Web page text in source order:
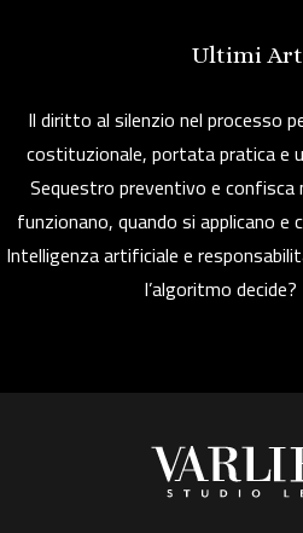
Ultimi
Il diritto al silenzio nel processo
costituzionale, portata pratica e
Sequestro preventivo e confisca
funzionano, quando si applicano e
Intelligenza artificiale e
l’algoritmo decide?